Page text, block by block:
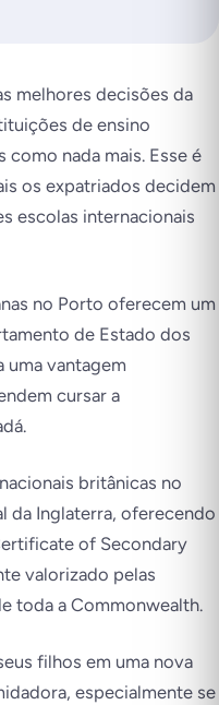
melhores decisões da
de ensino
nada mais. Esse é
os expatriados decidem
escolas internacionais
no Porto oferecem um
de Estado dos
uma vantagem
cursar a
britânicas no
da Inglaterra, oferecendo
of Secondary
valorizado pelas
toda a Commonwealth.
filhos em uma nova
especialmente se